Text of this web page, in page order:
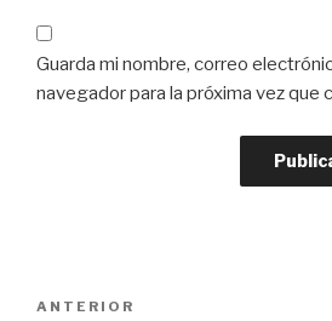
Guarda mi nombre, correo
navegador para la próxima vez que
Entrada
ANTERIOR